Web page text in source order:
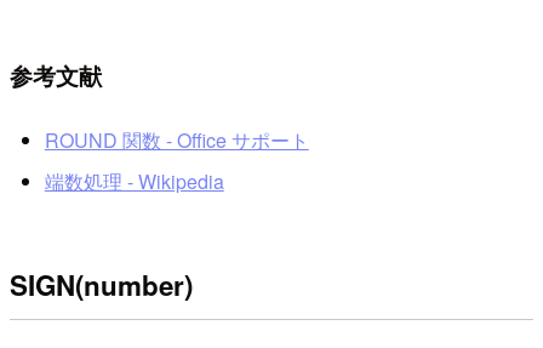
参考文献
ROUND 関数 - Office サポート
端数処理 - Wikipedia
SIGN(number)